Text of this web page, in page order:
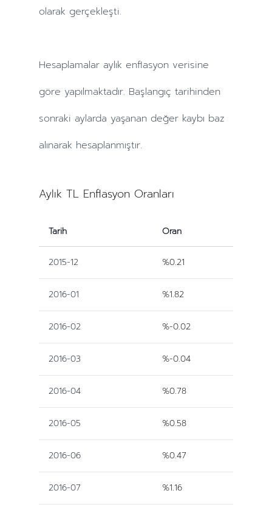
olarak gerçekleşti.
Hesaplamalar aylık enflasyon verisine
göre yapılmaktadır. Başlangıç tarihinden
sonraki aylarda yaşanan değer kaybı baz
alınarak hesaplanmıştır.
Aylık TL Enflasyon Oranları
Tarih Oran
2015-12 %0.21
2016-01 %1.82
2016-02 %-0.02
2016-03 %-0.04
2016-04 %0.78
2016-05 %0.58
2016-06 %0.47
2016-07 %1.16